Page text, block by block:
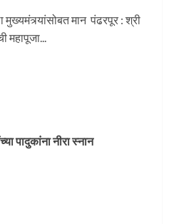
मुख्यमंत्र्यांसोबत मान पंढरपूर : श्री
महापूजा...
पादुकांना नीरा स्नान